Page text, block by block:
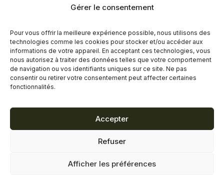
Gérer le consentement
Pour vous offrir la meilleure expérience possible, nous utilisons des
technologies comme les cookies pour stocker et/ou accéder aux
informations de votre appareil. En acceptant ces technologies, vous
nous autorisez à traiter des données telles que votre comportement
de navigation ou vos identifiants uniques sur ce site. Ne pas
consentir ou retirer votre consentement peut affecter certaines
fonctionnalités.
Accepter
Refuser
Afficher les préférences
Heures d’ouverture
Lundi au mercredi
9h00 à 17h30
Jeudi
9h00 à 20h00
Vendredi
9h00 à 18h00
Dimanche
11h00 à 16h30
Termes et conditions